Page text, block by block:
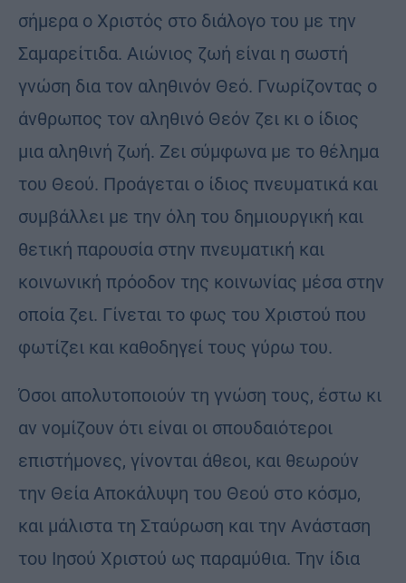
σήμερα ο Χριστός στο διάλογο του με την
Σαμαρείτιδα. Αιώνιος ζωή είναι η σωστή
γνώση δια τον αληθινόν Θεό. Γνωρίζοντας ο
άνθρωπος τον αληθινό Θεόν ζει κι ο ίδιος
μια αληθινή ζωή. Ζει σύμφωνα με το θέλημα
του Θεού. Προάγεται ο ίδιος πνευματικά και
συμβάλλει με την όλη του δημιουργική και
θετική παρουσία στην πνευματική και
κοινωνική πρόοδον της κοινωνίας μέσα στην
οποία ζει. Γίνεται το φως του Χριστού που
φωτίζει και καθοδηγεί τους γύρω του.
Όσοι απολυτοποιούν τη γνώση τους, έστω κι
αν νομίζουν ότι είναι οι σπουδαιότεροι
επιστήμονες, γίνονται άθεοι, και θεωρούν
την Θεία Αποκάλυψη του Θεού στο κόσμο,
και μάλιστα τη Σταύρωση και την Ανάσταση
του Ιησού Χριστού ως παραμύθια. Την ίδια